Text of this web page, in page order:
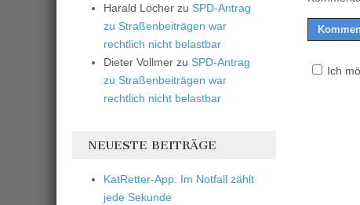
Ich
Harald Löcher zu SPD-Antrag
zu Straßenbeiträgen war
rechtlich nicht belastbar
Dieter Vollmer zu SPD-Antrag
zu Straßenbeiträgen war
rechtlich nicht belastbar
NEUESTE BEITRÄGE
KatRetter-App: Im Notfall zählt
jede Sekunde